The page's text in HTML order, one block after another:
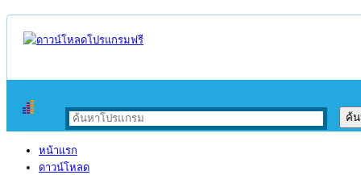
หน้าแรก
ดาวน์โหลด